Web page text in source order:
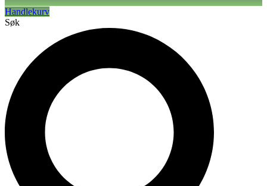
Handlekurv
Søk